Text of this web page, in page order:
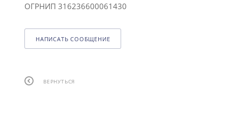
ОГРНИП 316236600061430
НАПИСАТЬ СООБЩЕНИЕ
ВЕРНУТЬСЯ